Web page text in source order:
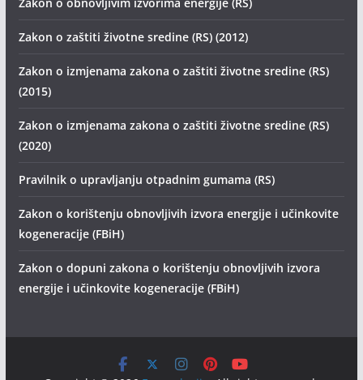
Zakon o zaštiti životne sredine (RS) (2012)
Zakon o izmjenama zakona o zaštiti životne sredine (RS)
(2015)
Zakon o izmjenama zakona o zaštiti životne sredine (RS)
(2020)
Pravilnik o upravljanju otpadnim gumama (RS)
Zakon o korištenju obnovljivih izvora energije i učinkovite
kogeneracije (FBiH)
Zakon o dopuni zakona o korištenju obnovljivih izvora
energije i učinkovite kogeneracije (FBiH)